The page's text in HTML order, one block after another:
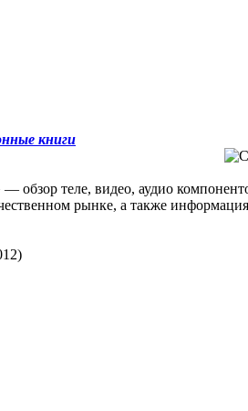
книги
теле, видео, аудио
рынке, а также